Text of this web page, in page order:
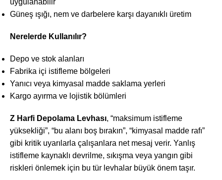
Güneş ışığı, nem ve darbelere karşı dayanıklı üretim
Nerelerde Kullanılır?
Depo ve stok alanları
Fabrika içi istifleme bölgeleri
Yanıcı veya kimyasal madde saklama yerleri
Kargo ayırma ve lojistik bölümleri
Z Harfi Depolama Levhası, “maksimum istifleme
yüksekliği”, “bu alanı boş bırakın”, “kimyasal madde rafı”
gibi kritik uyarılarla çalışanlara net mesaj verir. Yanlış
istifleme kaynaklı devrilme, sıkışma veya yangın gibi
riskleri önlemek için bu tür levhalar büyük önem taşır.